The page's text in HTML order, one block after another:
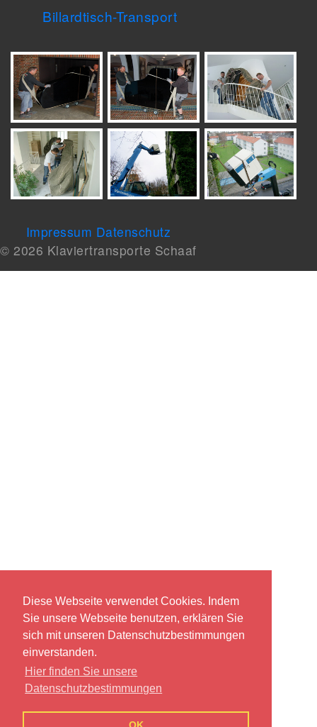
Diese Webseite verwendet Cookies. Indem
Sie unsere Webseite benutzen, erklären Sie
sich mit unseren Datenschutzbestimmungen
einverstanden.
Hier finden Sie unsere
Datenschutzbestimmungen
Billardtisch-Transport
Impressum Datenschutz
© 2026 Klaviertransporte Schaaf